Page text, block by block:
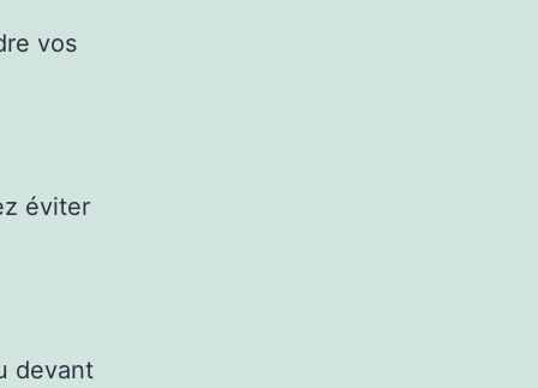
vos
éviter
devant